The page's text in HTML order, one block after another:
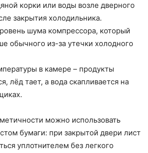
корки или воды возле дверного
закрытия холодильника.
шума компрессора, который
обычного из-за утечки холодного
в камере – продукты
лёд тает, а вода скапливается на
можно использовать
бумаги: при закрытой двери лист
уплотнителем без легкого